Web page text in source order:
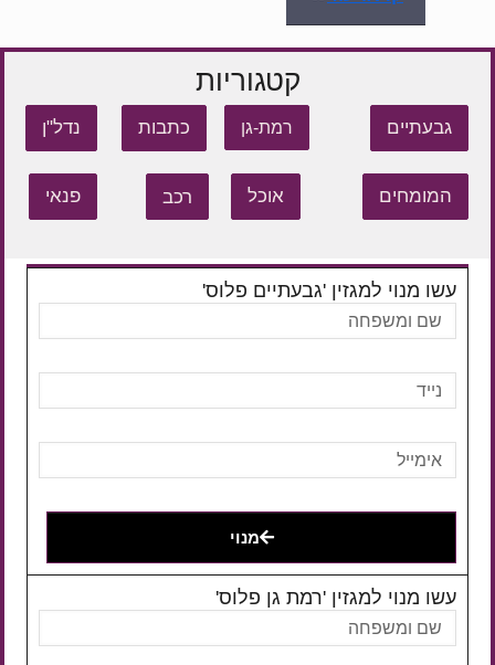
קטגוריות
גבעתיים רמת-גן כתבות נדל"ן
המומחים אוכל רכב פנאי
עשו מנוי למגזין 'גבעתיים פלוס'
מנוי
עשו מנוי למגזין 'רמת גן פלוס'